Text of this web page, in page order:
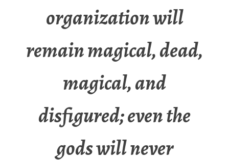
organization will
remain magical, dead,
magical, and
disfigured; even the
gods will never